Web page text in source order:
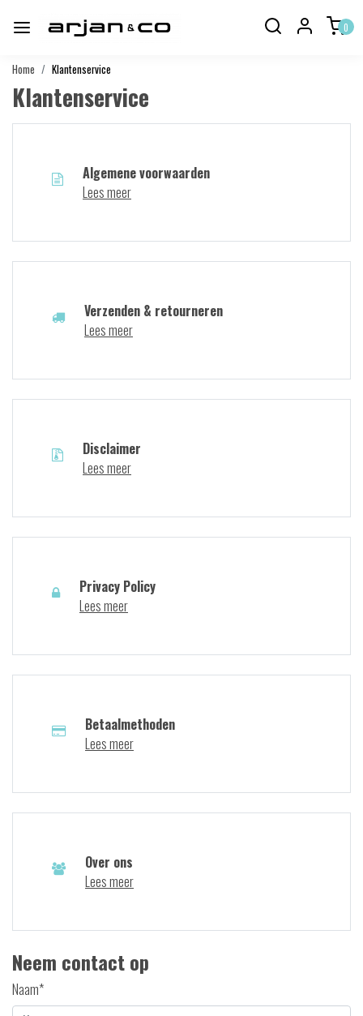
0
Home Klantenservice
Klantenservice
Algemene voorwaarden
Lees meer
Verzenden & retourneren
Lees meer
Disclaimer
Lees meer
Privacy Policy
Lees meer
Betaalmethoden
Lees meer
Over ons
Lees meer
Neem contact op
Naam*